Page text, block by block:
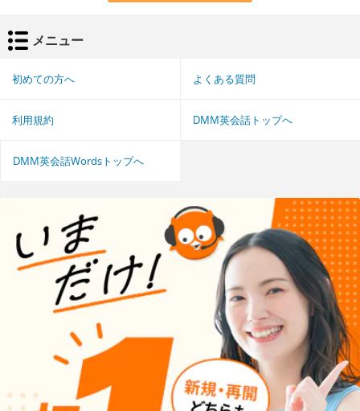
メニュー
初めての方へ よくある質問
利用規約 DMM英会話トップへ
DMM英会話Wordsトップへ